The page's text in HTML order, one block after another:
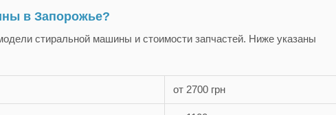
в Запорожье?
стиральной машины и стоимости запчастей. Ниже указаны
от 2700 грн